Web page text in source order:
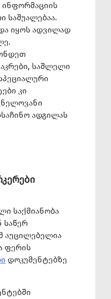
ინფორმაციის
საშუალებაა.
იყოს ადვილად
საშლელი
კი
ადგილას
საქმიანობა
საწერ
აუცილებელია
ფერის
დოკუმენტებზე